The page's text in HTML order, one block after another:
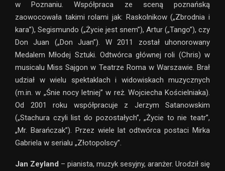
w Poznaniu. Współpraca ze sceną poznańską
zaowocowała takimi rolami jak: Raskolnikow („Zbrodnia i
kara”), Segismundo („Życie jest snem”), Artur („Tango”), czy
Don Juan („Don Juan”). W 2011 został uhonorowany
Medalem Młodej Sztuki. Odtwórca głównej roli (Chris) w
musicalu Miss Sajgon w Teatrze Roma w Warszawie. Brał
udział w wielu spektaklach i widowiskach muzycznych
(m.in. w „Śnie nocy letniej” w reż. Wojciecha Kościelniaka).
Od 2001 roku współpracuje z Jerzym Satanowskim
(„Stachura czyli list do pozostałych”, „Życie to nie teatr”,
„Mr. Barańczak”). Przez wiele lat odtwórca postaci Mirka
Gabriela w serialu „Złotopolscy”.
Jan Zeyland – pianista, muzyk sesyjny, aranżer. Urodził się